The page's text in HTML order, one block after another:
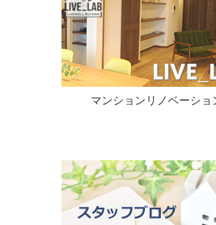
マンションリノベーショ